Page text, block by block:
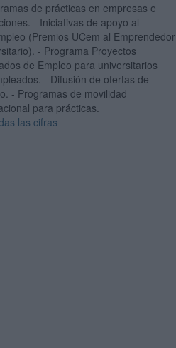
de prácticas en empresas e
- Iniciativas de apoyo al
(Premios UCem al Emprendedor
- Programa Proyectos
de Empleo para universitarios
- Difusión de ofertas de
- Programas de movilidad
para prácticas.
las cifras